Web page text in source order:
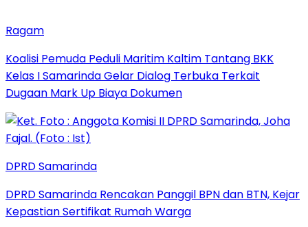
Ragam
Koalisi Pemuda Peduli Maritim Kaltim Tantang BKK
Kelas I Samarinda Gelar Dialog Terbuka Terkait
Dugaan Mark Up Biaya Dokumen
DPRD Samarinda
DPRD Samarinda Rencakan Panggil BPN dan BTN, Kejar
Kepastian Sertifikat Rumah Warga